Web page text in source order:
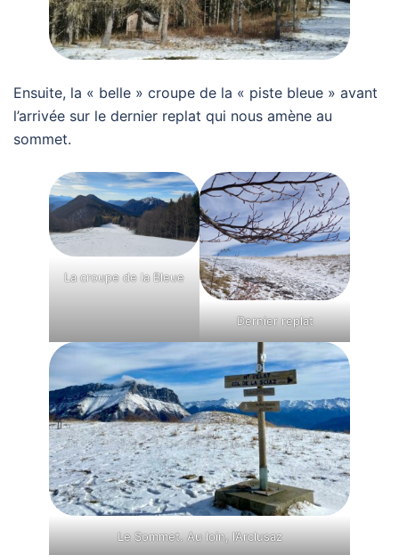
Ensuite, la « belle » croupe de la « piste bleue » avant
l’arrivée sur le dernier replat qui nous amène au
sommet.
La croupe de la Bleue
Dernier replat
Le Sommet. Au loin, l’Arclusaz